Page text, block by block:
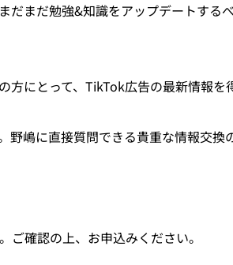
だまだ勉強&知識をアップデートする
方にとって、TikTok広告の最新情報を
野嶋に直接質問できる貴重な情報交換
ご確認の上、お申込みください。